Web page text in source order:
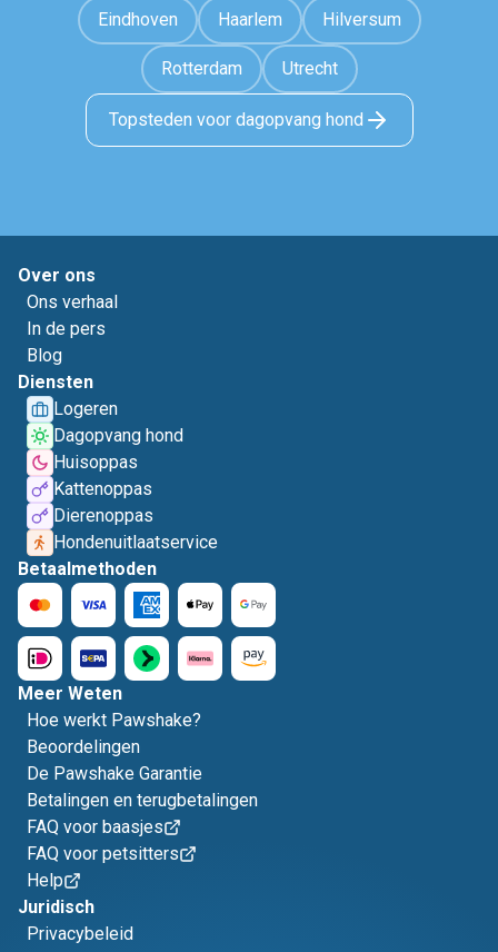
Eindhoven Haarlem Hilversum
Rotterdam Utrecht
Topsteden voor dagopvang hond
Over ons
Ons verhaal
In de pers
Blog
Diensten
Logeren
Dagopvang hond
Huisoppas
Kattenoppas
Dierenoppas
Hondenuitlaatservice
Betaalmethoden
Meer Weten
Hoe werkt Pawshake?
Beoordelingen
De Pawshake Garantie
Betalingen en terugbetalingen
FAQ voor baasjes
FAQ voor petsitters
Help
Juridisch
Privacybeleid